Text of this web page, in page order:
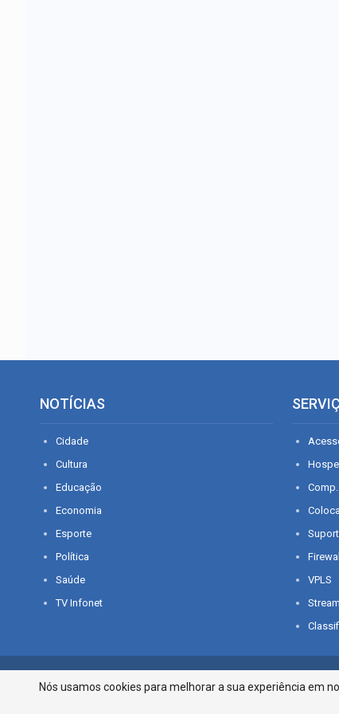
NOTÍCIAS
Cidade
Cultura
Educação
Economia
Esporte
Política
Saúde
TV Infonet
Firewall
VPLS
© 2026 - O que é notícia em Sergipe. Todos os direitos reservados.
Nós usamos cookies para melhorar a sua experiência em